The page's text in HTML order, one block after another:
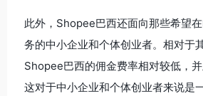
此外，Shopee巴西还面向那些希望
务的中小企业和个体创业者。相对于
Shopee巴西的佣金费率相对较低，并
这对于中小企业和个体创业者来说是